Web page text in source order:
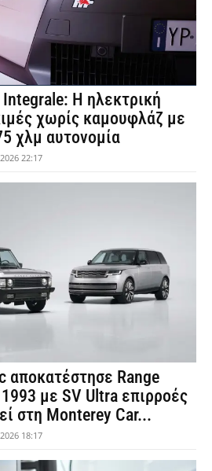
Η ηλεκτρική
χωρίς καμουφλάζ με
χλμ αυτονομία
22:17
αποκατέστησε Range
με SV Ultra επιρροές
στη Monterey Car...
18:17